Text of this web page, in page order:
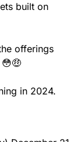
built on
offerings
in 2024.